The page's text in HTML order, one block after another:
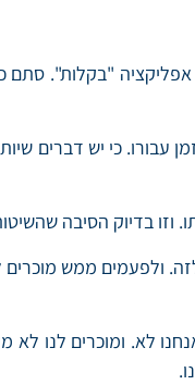
אפליקציה "בקלות".
עבורו. כי יש
בדיוק הסיבה
ולפעמים ממש
ומוכרים לנו לא